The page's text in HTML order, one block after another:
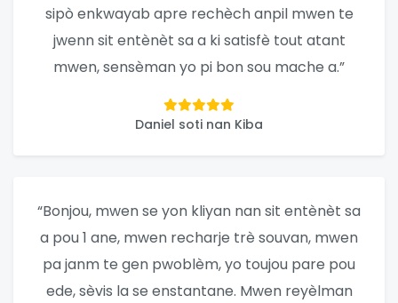
sipò enkwayab apre rechèch anpil mwen te
jwenn sit entènèt sa a ki satisfè tout atant
mwen, sensèman yo pi bon sou mache a.”
Daniel soti nan Kiba
“Bonjou, mwen se yon kliyan nan sit entènèt sa
a pou 1 ane, mwen recharje trè souvan, mwen
pa janm te gen pwoblèm, yo toujou pare pou
ede, sèvis la se enstantane. Mwen reyèlman